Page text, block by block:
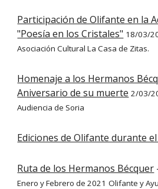
Participación de Olifante en la
"Poesía en los Cristales" 18/03/
Asociación Cultural La Casa de Zitas.
Homenaje a los Hermanos
Aniversario de su muerte 2/03/
Audiencia de Soria
Ediciones de Olifante durante
Ruta de los Hermanos Bécquer
Enero y Febrero de 2021 Olifante y